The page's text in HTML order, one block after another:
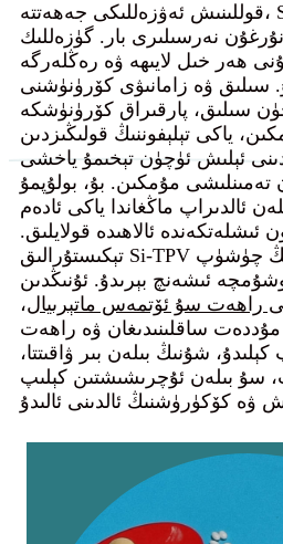
قوللىنىش ئەۋزەللىكى جەھەتتە، Si-TPV نىڭ
نۇرغۇن نەرسىلىرى بار. گۈزەللىك
ئۇنى ھەر خىل لايىھە ۋە رەڭلەرگە
سىلىق ۋە زامانىۋى كۆرۈنۈشنى
سىلىق، پارقىراق كۆرۈنۈشكە
ياكى تېلېفوننىڭ قولىڭىزدىن
ئېلىش ئۈچۈن تېخىمۇ ياخشى
تەمىنلىشى مۇمكىن. بۇ، بولۇپمۇ
ئالدىراپ ماڭغاندا ياكى ئادەم
ئىشلەتكەندە ئالاھىدە قولايلىق.
تېكىستۇرالىق Si-TPV يۈزى تېلېفونىڭىزنىڭ چۈشۈپ
ئىشەنچ بېرىدۇ. ئۇنىڭدىن
راھەت سۇ ئۆتمەس ماتېرىيال،
ساقلىنىدىغان ۋە راھەت
شۇنىڭ بىلەن بىر ۋاقىتتا،
سۇ بىلەن ئۇچرىشىشتىن كېلىپ